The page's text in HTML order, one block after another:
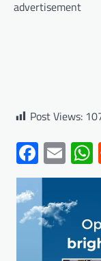
advertisement
Post Views: